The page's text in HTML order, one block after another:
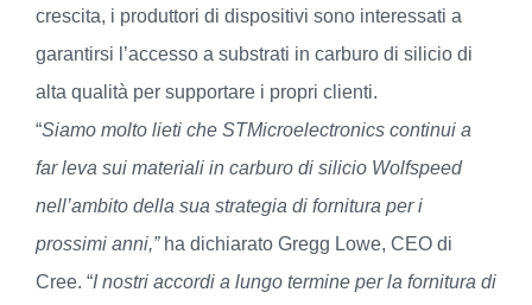
crescita, i produttori di dispositivi sono interessati a
garantirsi l’accesso a substrati in carburo di silicio di
alta qualità per supportare i propri clienti.
“Siamo molto lieti che STMicroelectronics continui a
far leva sui materiali in carburo di silicio Wolfspeed
nell’ambito della sua strategia di fornitura per i
prossimi anni,”ha dichiarato Gregg Lowe, CEO di
Cree. “I nostri accordi a lungo termine per la fornitura di